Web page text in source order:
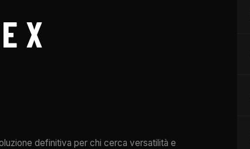
X A BRESCIA -
definitiva per chi cerca versatilità e